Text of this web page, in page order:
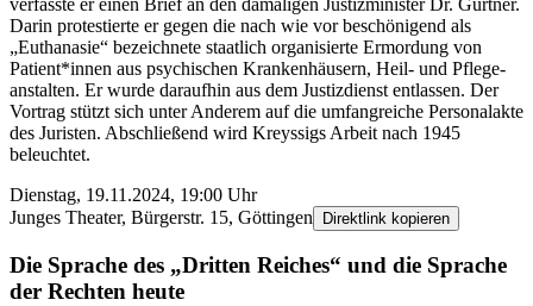
Darin protestierte er gegen die nach wie vor beschönigend als
„Euthanasie“ bezeichnete staatlich organisierte Ermordung von
Patient*­innen aus psychischen Kranken­häusern, Heil- und Pflege­
anstalten. Er wurde darauf­hin aus dem Justiz­dienst entlassen. Der
Vortrag stützt sich unter Anderem auf die umfangreiche Personal­akte
des Juristen. Abschließend wird Kreyssigs Arbeit nach 1945
beleuchtet.
Dienstag, 19.11.2024, 19:00 Uhr
Junges Theater, Bürgerstr. 15, Göttingen
Direktlink kopieren
Die Sprache des „Dritten Reiches“ und die Sprache
der Rechten heute